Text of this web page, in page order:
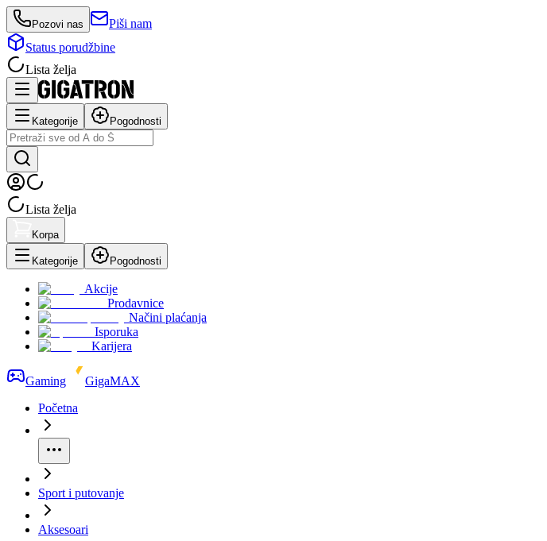
Pozovi nas
Piši nam
Status porudžbine
Lista želja
Kategorije Pogodnosti
Lista želja
Korpa
Kategorije Pogodnosti
Akcije
Prodavnice
Načini plaćanja
Isporuka
Karijera
Gaming
GigaMAX
Početna
Sport i putovanje
Aksesoari